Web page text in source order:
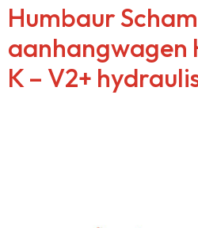
Humbaur
aanhangwagen
K – V2+